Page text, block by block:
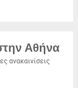
Αθήνα
ανακαινίσεις